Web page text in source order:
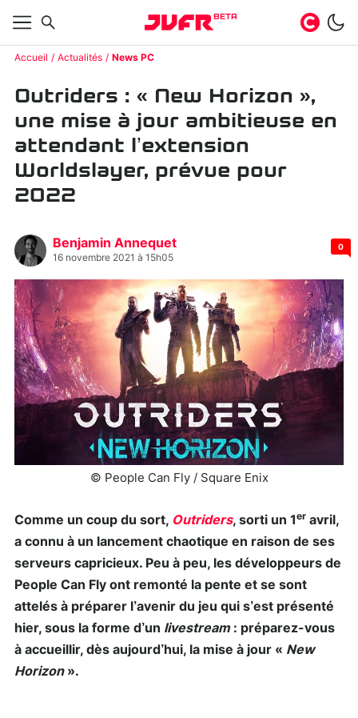
BETA
Accueil Actualités News PC
Outriders : « New Horizon »,
une mise à jour ambitieuse en
attendant l’extension
Worldslayer, prévue pour
2022
Benjamin Annequet
16 novembre 2021 à 15h05
0
© People Can Fly / Square Enix
Comme un coup du sort, Outriders, sorti un 1er avril,
a connu à un lancement chaotique en raison de ses
serveurs capricieux. Peu à peu, les développeurs de
People Can Fly ont remonté la pente et se sont
attelés à préparer l’avenir du jeu qui s’est présenté
hier, sous la forme d’un livestream : préparez-vous
à accueillir, dès aujourd’hui, la mise à jour « New
Horizon».